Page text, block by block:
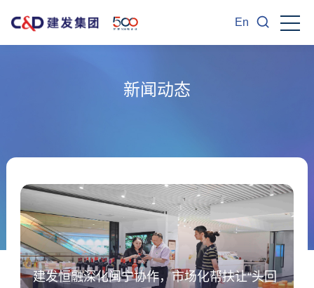
En
新闻动态
建发恒融深化闽宁协作，市场化帮扶让“头回